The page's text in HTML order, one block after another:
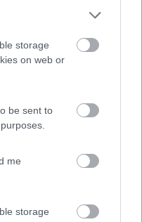
storage
on web or
be sent to
me
storage
dopo Imperia. Grosso
del mondo che hanno preso la
che viaggiano in